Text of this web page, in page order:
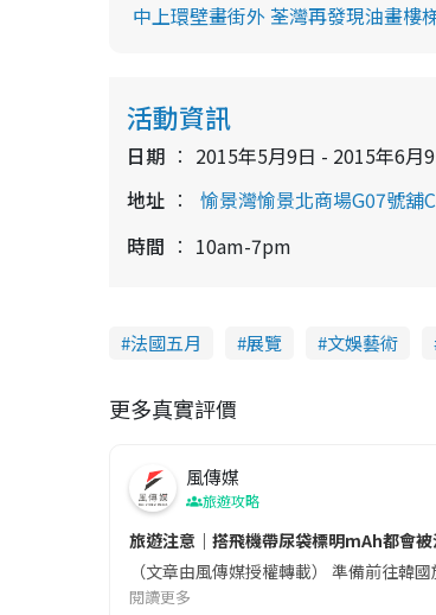
中上環壁畫街外 荃灣再發現油畫樓
活動資訊
日期
2015年5月9日 - 2015年6月
地址
愉景灣愉景北商場G07號
時間 10am-7pm
法國五月 展覽 文娛藝術
更多真實評價
風傳媒
旅遊攻略
旅遊注意｜搭飛機帶尿袋標明mAh都會被
（文章由風傳媒授權轉載） 準備前往
閱讀更多